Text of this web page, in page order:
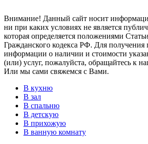
Внимание! Данный сайт носит
ни при каких условиях не является
которая определяется положениями
Гражданского кодекса РФ. Для получения
информации о наличии и стоимости
(или) услуг, пожалуйста, обращайтесь к
Или мы сами свяжемся с Вами.
В кухню
В зал
В спальню
В детскую
В прихожую
В ванную комнату